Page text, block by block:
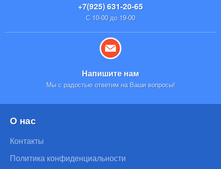
+7(925) 631-20-65
С 10-00 до 19-00
Напишите нам
Мы с радостью ответим на Ваши вопросы!
О нас
Контакты
Политика конфиденциальности